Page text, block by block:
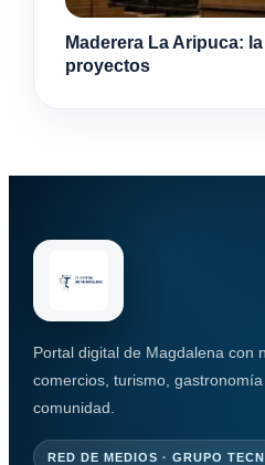
Maderera La Aripuca:
proyectos
Portal digital de Magdalena con
comercios, turismo,
comunidad.
RED DE MEDIOS · GRUPO